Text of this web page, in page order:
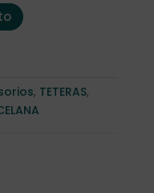
cantidad
, TETERAS,